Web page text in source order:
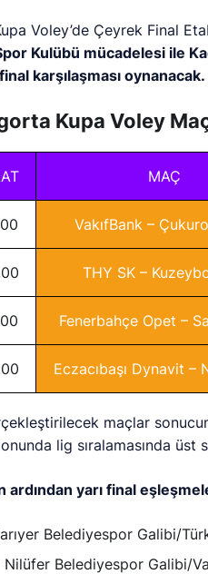
Voley’de Çeyrek Final
Kulübü mücadelesi ile
karşılaşması oynanacak.
Kupa Voley
MAÇ
VakıfBank –
THY SK –
Fenerbahçe Opet –
Eczacıbaşı Dynavit –
maçlar
lig sıralamasında üst
ardından yarı final
Belediyespor Galibi/
Nilüfer Belediyespor Galibi/